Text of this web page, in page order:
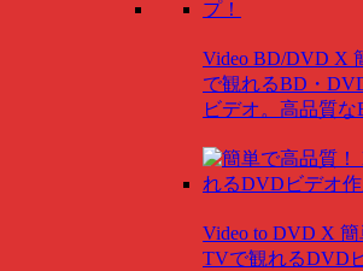
Video BD/DVD X
で観れるBD・
ビデオ。高品質
Video to DVD X 簡
TVで観れるDVD